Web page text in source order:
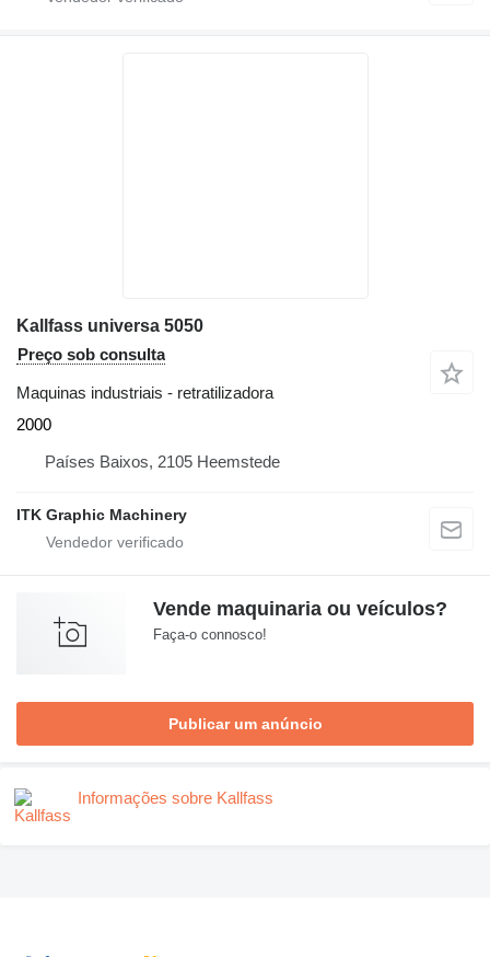
Kallfass universa 5050
Preço sob consulta
Maquinas industriais - retratilizadora
2000
Países Baixos, 2105 Heemstede
ITK Graphic Machinery
Vende maquinaria ou veículos?
Faça-o connosco!
Publicar um anúncio
Informações sobre Kallfass